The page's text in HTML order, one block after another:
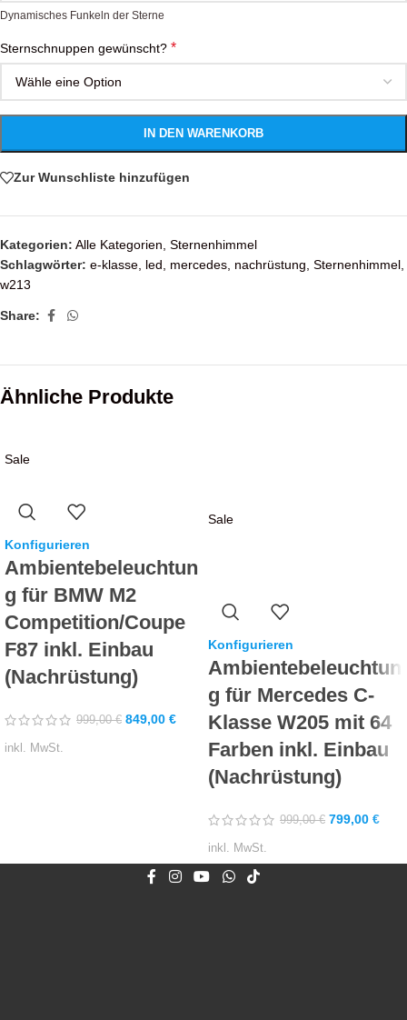
Dynamisches Funkeln der Sterne
Sternschnuppen gewünscht? *
IN DEN WARENKORB
Zur Wunschliste hinzufügen
Kategorien: Alle Kategorien Sternenhimmel
Schlagwörter: e-klasse led mercedes nachrüstung Sternenhimmel
w213
Share:
Ähnliche Produkte
Sale
Konfigurieren
Ambientebeleuchtun
g für BMW M2
Competition/Coupe
F87 inkl. Einbau
(Nachrüstung)
999,00€ 849,00 €
inkl. MwSt.
Sale
Konfigurieren
Ambientebeleuchtun
g für Mercedes C-
Klasse W205 mit 64
Farben inkl. Einbau
(Nachrüstung)
999,00€ 799,00 €
inkl. MwSt.